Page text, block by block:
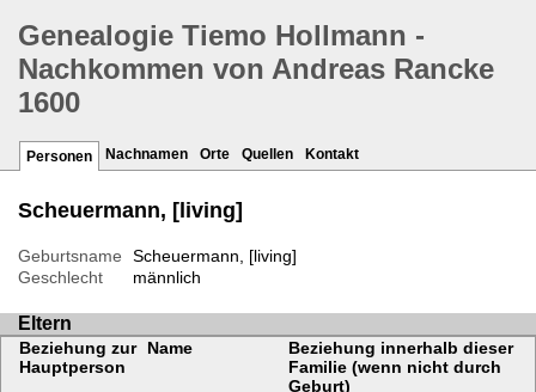
Genealogie Tiemo Hollmann -
Nachkommen von Andreas Rancke
1600
Personen Nachnamen Orte Quellen Kontakt
Scheuermann, [living]
Geburtsname
Scheuermann, [living]
Geschlecht
männlich
Eltern
Beziehung zur
Hauptperson
Name
Beziehung innerhalb dieser
Familie (wenn nicht durch
Geburt)